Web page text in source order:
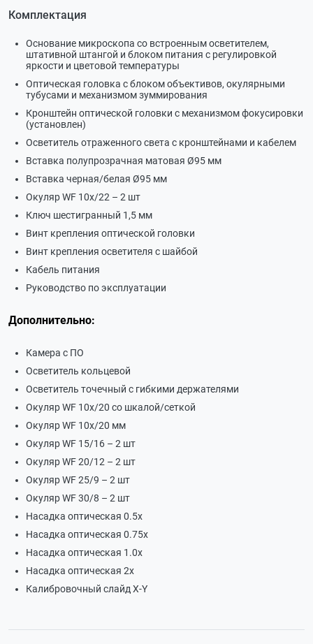
Комплектация
Основание микроскопа со встроенным осветителем,
штативной штангой и блоком питания с регулировкой
яркости и цветовой температуры
Оптическая головка с блоком объективов, окулярными
тубусами и механизмом зуммирования
Кронштейн оптической головки с механизмом фокусировки
(установлен)
Осветитель отраженного света с кронштейнами и кабелем
Вставка полупрозрачная матовая Ø95 мм
Вставка черная/белая Ø95 мм
Окуляр WF 10х/22 – 2 шт
Ключ шестигранный 1,5 мм
Винт крепления оптической головки
Винт крепления осветителя с шайбой
Кабель питания
Руководство по эксплуатации
Дополнительно:
Камера с ПО
Осветитель кольцевой
Осветитель точечный с гибкими держателями
Окуляр WF 10х/20 со шкалой/сеткой
Окуляр WF 10х/20 мм
Окуляр WF 15/16 – 2 шт
Окуляр WF 20/12 – 2 шт
Окуляр WF 25/9 – 2 шт
Окуляр WF 30/8 – 2 шт
Насадка оптическая 0.5х
Насадка оптическая 0.75х
Насадка оптическая 1.0х
Насадка оптическая 2х
Калибровочный слайд X-Y